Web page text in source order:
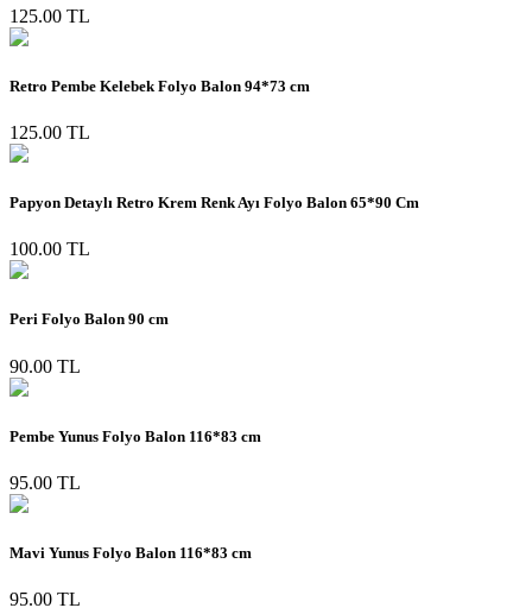
125.00 TL
Retro Pembe Kelebek Folyo Balon 94*73 cm
125.00 TL
Papyon Detaylı Retro Krem Renk Ayı Folyo Balon 65*90 Cm
100.00 TL
Peri Folyo Balon 90 cm
90.00 TL
Pembe Yunus Folyo Balon 116*83 cm
95.00 TL
Mavi Yunus Folyo Balon 116*83 cm
95.00 TL